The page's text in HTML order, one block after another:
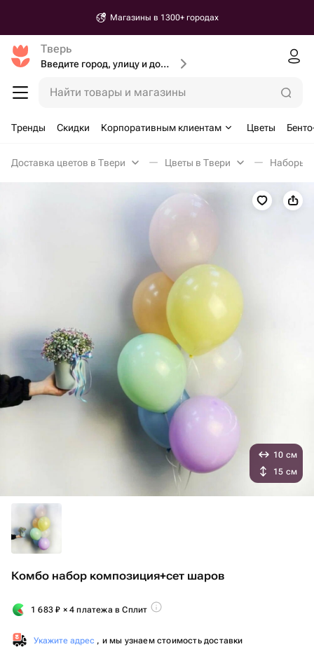
Магазины в 1300+ городах
Тверь
Введите город, улицу и дом доставки
Найти товары и магазины
Тренды Скидки Корпоративным клиентам Цветы
Доставка цветов в Твери Цветы в Твери Наборы
Комбо набор композиция+сет шаров
1 683₽ × 4 платежа в Сплит
Укажите адрес , и мы узнаем стоимость доставки
10 см
15 см